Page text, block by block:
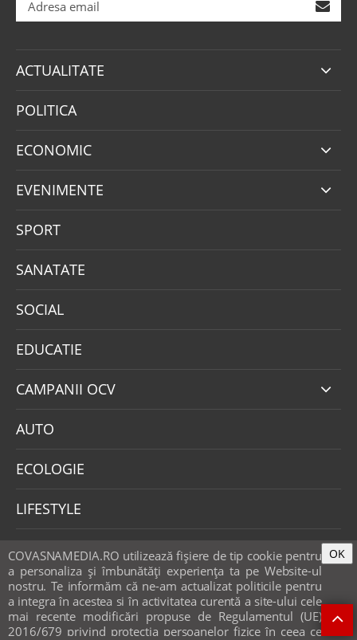
ACTUALITATE
POLITICA
ECONOMIC
EVENIMENTE
SPORT
SANATATE
SOCIAL
EDUCATIE
CAMPANII OCV
AUTO
ECOLOGIE
LIFESTYLE
OPINII
VIDEO
COVASNAMEDIA.RO utilizează fişiere de tip cookie pentru
a personaliza și îmbunătăți experiența ta pe Website-ul
nostru. Te informăm că ne-am actualizat politicile pentru
a integra în acestea si în activitatea curentă a site-ului cele
mai recente modificări propuse de Regulamentul (UE)
2016/679 privind protecția persoanelor fizice în ceea ce
OK